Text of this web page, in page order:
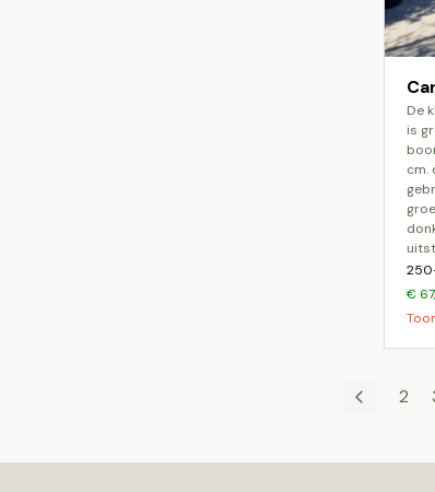
de kleur van carpinus betulus monumentalis
is
cm.
€
2